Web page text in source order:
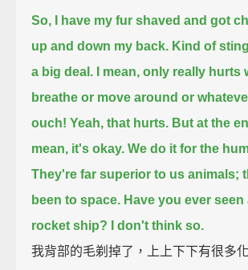
So, I have my fur shaved and got
up and down my back. Kind of
a big deal.
I mean, only really hurts
breathe or move around or
ouch! Yeah, that hurts. But at the
mean, it's okay. We do it for the
They're far superior to us animals;
been to space. Have you ever
rocket ship?
I don't think so.
我背部的毛剃掉了，上上下下有很多